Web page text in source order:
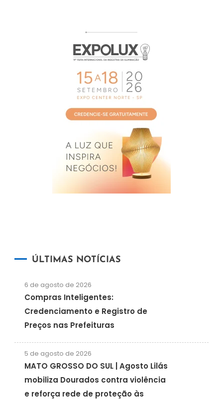
ÚLTIMAS NOTÍCIAS
6 de agosto de 2026
Compras Inteligentes:
Credenciamento e Registro de
Preços nas Prefeituras
5 de agosto de 2026
MATO GROSSO DO SUL | Agosto Lilás
mobiliza Dourados contra violência
e reforça rede de proteção às